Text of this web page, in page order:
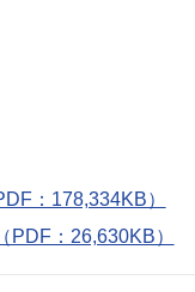
：178,334KB）
：26,630KB）